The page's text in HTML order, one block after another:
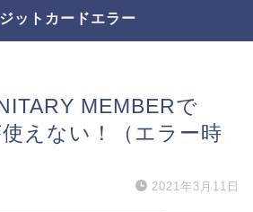
ットカードエラー
MEMBERで
えない！（エラー時
2021年3月11日